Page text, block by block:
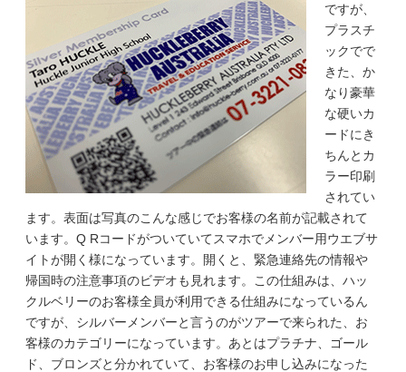
ですが、
プラスチ
ックでで
きた、か
なり豪華
な硬いカ
ードにき
ちんとカ
ラー印刷
されてい
ます。表面は写真のこんな感じでお客様の名前が記載されて
います。Q Rコードがついていてスマホでメンバー用ウエブサ
イトが開く様になっています。開くと、緊急連絡先の情報や
帰国時の注意事項のビデオも見れます。この仕組みは、ハッ
クルベリーのお客様全員が利用できる仕組みになっているん
ですが、シルバーメンバーと言うのがツアーで来られた、お
客様のカテゴリーになっています。あとはプラチナ、ゴール
ド、ブロンズと分かれていて、お客様のお申し込みになった